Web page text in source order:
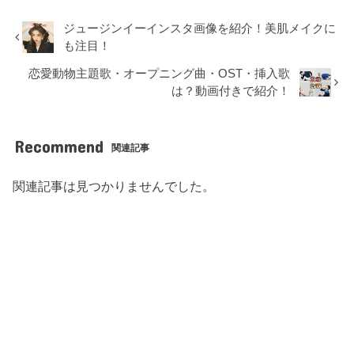
ジュージンイーインスタ画像を紹介！美肌メイクに
も注目！
恋愛動物主題歌・オープニング曲・OST・挿入歌
は？動画付きで紹介！
Recommend 関連記事
関連記事は見つかりませんでした。